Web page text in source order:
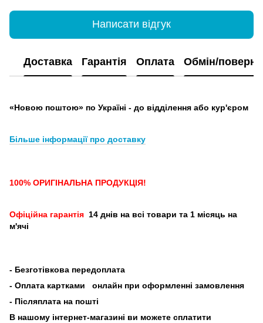
Написати відгук
Доставка Гарантія Оплата Обмін/
«Новою поштою» по Україні - до відділення або кур'єром
Більше інформації про доставку
100% ОРИГІНАЛЬНА ПРОДУКЦІЯ!
Офіційна гарантія 14 днів на всі товари та 1 місяць на
м'ячі
- Безготівкова передоплата
- Оплата картками
онлайн при оформленні замовлення
- Післяплата на пошті
В нашому інтернет-магазині ви можете сплатити